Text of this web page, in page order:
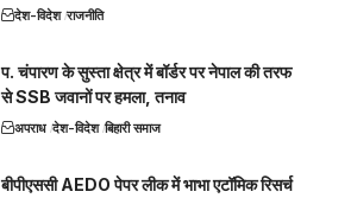
देश-विदेश राजनीति
प. चंपारण के सुस्ता क्षेत्र में बॉर्डर पर नेपाल की तरफ
से SSB जवानों पर हमला, तनाव
अपराध देश-विदेश बिहारी समाज
बीपीएससी AEDO पेपर लीक में भाभा एटॉमिक रिसर्च